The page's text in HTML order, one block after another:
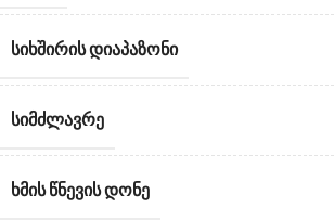
ᲡᲘᲮᲨᲘᲠᲘᲡ ᲓᲘᲐᲞᲐᲖᲝᲜᲘ
ᲡᲘᲛᲫᲚᲐᲕᲠᲔ
ᲮᲛᲘᲡ ᲬᲜᲔᲕᲘᲡ ᲓᲝᲜᲔ